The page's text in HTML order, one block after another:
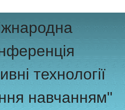
технології
навчанням"